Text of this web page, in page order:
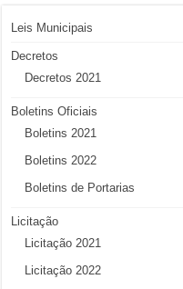
Leis Municipais
Decretos
Decretos 2021
Boletins Oficiais
Boletins 2021
Boletins 2022
Boletins de Portarias
Licitação
Licitação 2021
Licitação 2022